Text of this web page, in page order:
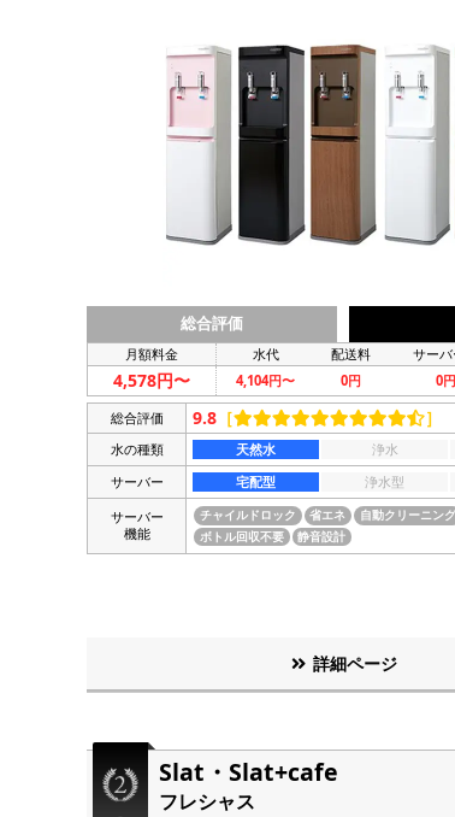
総合評価
月額料金 水代 配送料 サー
4,578円〜 4,104円〜 0円 0円
総合評価 9.8 ［ ］
水の種類 天然水 浄水
サーバー
宅配型 浄水型
サーバー
機能
チャイルドロック 省エネ 自動クリーニング
ボトル回収不要
静音設計
詳細ページ
Slat・Slat+cafe
フレシャス